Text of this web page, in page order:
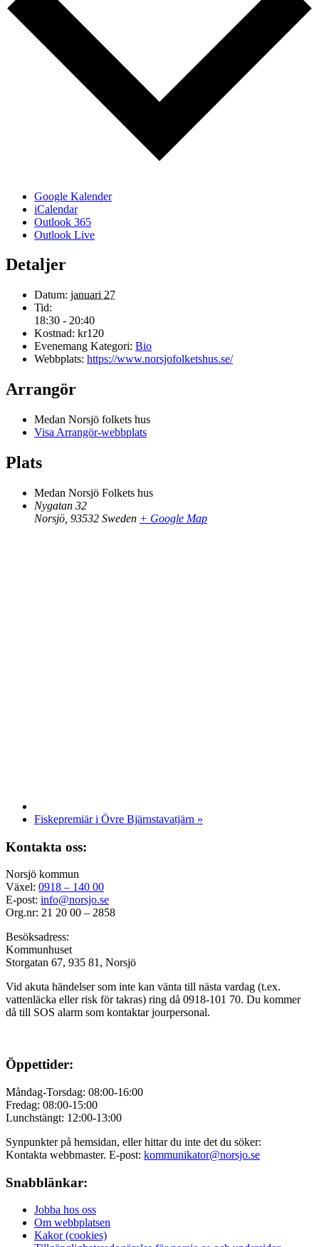
Google Kalender
iCalendar
Outlook 365
Outlook Live
Detaljer
Datum: januari 27
Tid:
18:30 - 20:40
Kostnad: kr120
Evenemang Kategori: Bio
Webbplats: https://www.norsjofolketshus.se/
Arrangör
Medan Norsjö folkets hus
Visa Arrangör-webbplats
Plats
Medan Norsjö Folkets hus
Nygatan 32
Norsjö 93532 Sweden + Google Map
Fiskepremiär i Övre Bjärnstavatjärn »
Kontakta oss:
Norsjö kommun
Växel: 0918 – 140 00
E-post: info@norsjo.se
Org.nr: 21 20 00 – 2858
Besöksadress:
Kommunhuset
Storgatan 67, 935 81, Norsjö
Vid akuta händelser som inte kan vänta till nästa vardag (t.ex.
vattenläcka ellerrisk för takras) ring då 0918-101 70. Du kommer
då till SOS alarm som kontaktar jourpersonal.
Öppettider:
Måndag-Torsdag: 08:00-16:00
Fredag: 08:00-15:00
Lunchstängt: 12:00-13:00
Synpunkter på hemsidan, eller hittar du inte det du söker:
Kontakta webbmaster. E-post: kommunikator@norsjo.se
Snabblänkar:
Jobba hos oss
Om webbplatsen
Kakor (cookies)